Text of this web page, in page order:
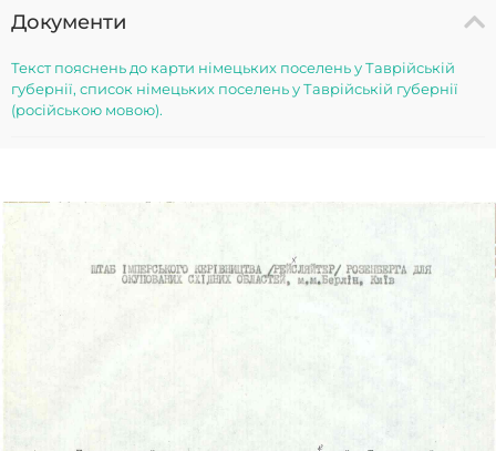
Документи
Текст пояснень до карти німецьких поселень у Таврійській
губернії, список німецьких поселень у Таврійській губернії
(російською мовою).